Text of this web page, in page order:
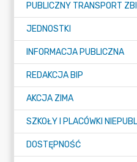
PUBLICZNY TRANSPORT
JEDNOSTKI
INFORMACJA PUBLICZNA
REDAKCJA BIP
AKCJA ZIMA
SZKOŁY I PLACÓWKI
DOSTĘPNOŚĆ